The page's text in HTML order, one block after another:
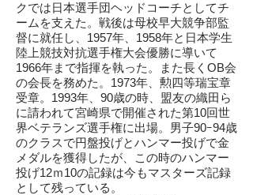
クでは日本選手団ヘッドコーチとしてチ
ームを支えた。戦後は母校早大競争部監
督に就任し、1957年、1958年と日本学生
陸上競技対抗選手権大会優勝に導いて
1966年まで指揮を執った。また長くOB会
の会長を務めた。1973年、勲四等瑞宝章
受章。1993年、90歳の時、盟友の織田ら
に請われて宮崎県で開催された第10回世
界ベテランズ選手権に出場。男子90ｰ94歳
のクラスで円盤投げとハンマー投げで金
メダルを獲得したが、この時のハンマー
投げ12ｍ10の記録は今もマスターズ記録
として残っている。